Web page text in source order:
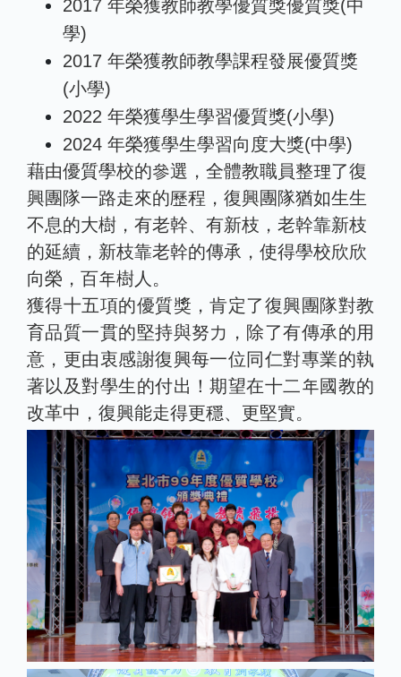
2017 年榮獲教師教學優質獎優質獎(中
學)
2017 年榮獲教師教學課程發展優質獎
(小學)
2022 年榮獲學生學習優質獎(小學)
2024 年榮獲學生學習向度大獎(中學)
藉由優質學校的參選，全體教職員整理了復
興團隊一路走來的歷程，復興團隊猶如生生
不息的大樹，有老幹、有新枝，老幹靠新枝
的延續，新枝靠老幹的傳承，使得學校欣欣
向榮，百年樹人。
獲得十五項的優質獎，肯定了復興團隊對教
育品質一貫的堅持與努力，除了有傳承的用
意，更由衷感謝復興每一位同仁對專業的執
著以及對學生的付出！期望在十二年國教的
改革中，復興能走得更穩、更堅實。